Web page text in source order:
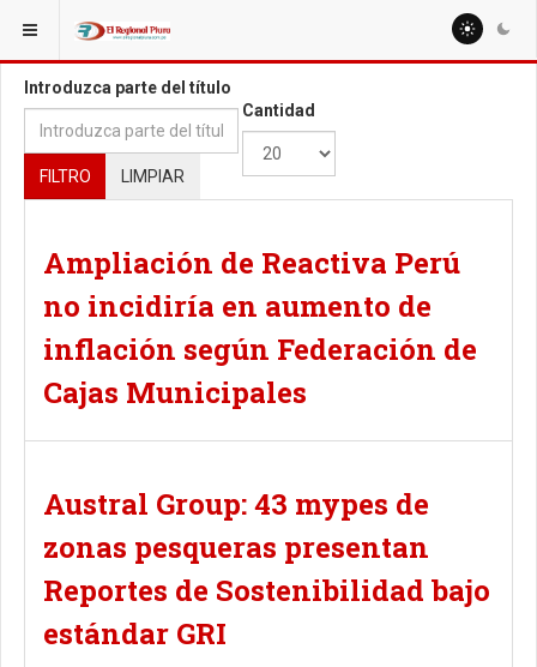
ESTÁ AQUÍ: TAGS
Introduzca parte del título
FILTRO LIMPIAR
Cantidad
Ampliación de Reactiva Perú
no incidiría en aumento de
inflación según Federación de
Cajas Municipales
Austral Group: 43 mypes de
zonas pesqueras presentan
Reportes de Sostenibilidad bajo
estándar GRI